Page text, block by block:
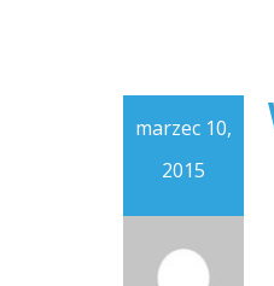
marzec 10,
2015